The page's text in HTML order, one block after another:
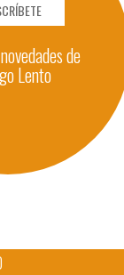
de
Lento